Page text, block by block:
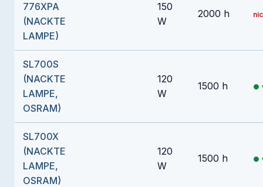
776XPA
(NACKTE
LAMPE)
150
W
2000 h
SL700S
(NACKTE
LAMPE,
OSRAM)
120
W
1500 h
SL700X
(NACKTE
LAMPE,
OSRAM)
120
W
1500 h